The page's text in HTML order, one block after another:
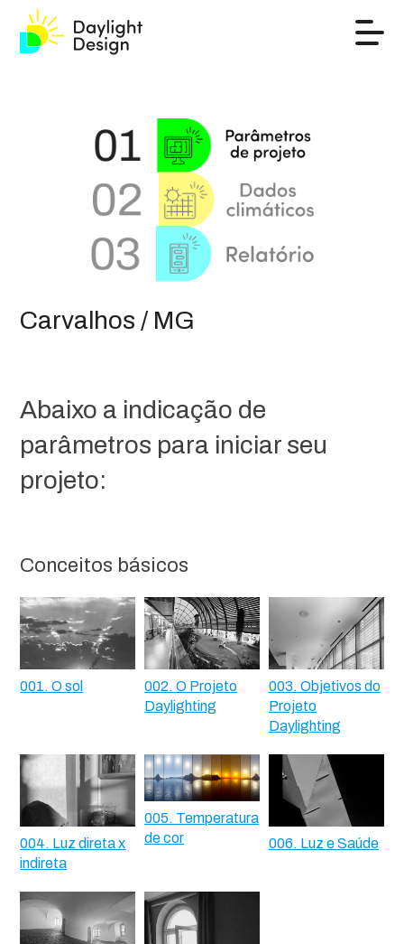
Carvalhos / MG
Abaixo a indicação de
parâmetros para iniciar seu
projeto:
Conceitos básicos
001. O sol
002. O Projeto
Daylighting
003. Objetivos do
Projeto
Daylighting
004. Luz direta x
indireta
005. Temperatura
de cor
006. Luz e Saúde